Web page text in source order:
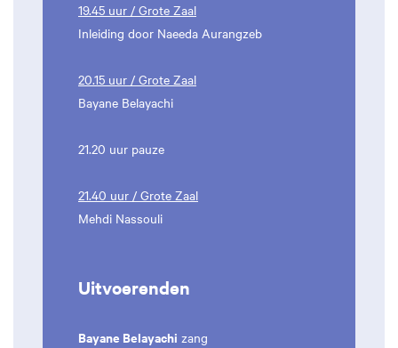
19.45 uur / Grote Zaal
Inleiding door Naeeda Aurangzeb
20.15 uur / Grote Zaal
Bayane Belayachi
21.20 uur pauze
21.40 uur / Grote Zaal
Mehdi Nassouli
Uitvoerenden
Bayane Belayachi zang